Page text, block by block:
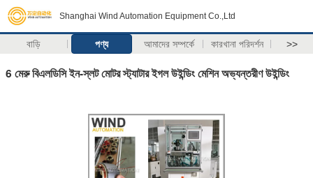
Shanghai Wind Automation Equipment Co.,Ltd
বাড়ি পণ্য আমাদের সম্পর্কে কারখানা পরিদর্শন >>
6 মেরু বিএলডিসি ইন-স্লট মোটর স্ট্যাটার ইগল উইন্ডিং মেশিন অভ্যন্তরীণ উইন্ডিং